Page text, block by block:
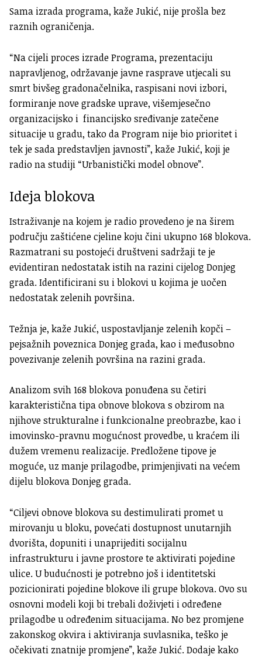
Sama izrada programa, kaže Jukić, nije prošla bez
raznih ograničenja.
“Na cijeli proces izrade Programa, prezentaciju
napravljenog, održavanje javne rasprave utjecali su
smrt bivšeg gradonačelnika, raspisani novi izbori,
formiranje nove gradske uprave, višemjesečno
organizacijsko i financijsko sređivanje zatečene
situacije u gradu, tako da Program nije bio prioritet i
tek je sada predstavljen javnosti”, kaže Jukić, koji je
radio na studiji “Urbanistički model obnove”.
Ideja blokova
Istraživanje na kojem je radio provedeno je na širem
području zaštićene cjeline koju čini ukupno 168 blokova.
Razmatrani su postojeći društveni sadržaji te je
evidentiran nedostatak istih na razini cijelog Donjeg
grada. Identificirani su i blokovi u kojima je uočen
nedostatak zelenih površina.
Težnja je, kaže Jukić, uspostavljanje zelenih kopči –
pejsažnih poveznica Donjeg grada, kao i međusobno
povezivanje zelenih površina na razini grada.
Analizom svih 168 blokova ponuđena su četiri
karakteristična tipa obnove blokova s obzirom na
njihove strukturalne i funkcionalne preobrazbe, kao i
imovinsko-pravnu mogućnost provedbe, u kraćem ili
dužem vremenu realizacije. Predložene tipove je
moguće, uz manje prilagodbe, primjenjivati na većem
dijelu blokova Donjeg grada.
“Ciljevi obnove blokova su destimulirati promet u
mirovanju u bloku, povećati dostupnost unutarnjih
dvorišta, dopuniti i unaprijediti socijalnu
infrastrukturu i javne prostore te aktivirati pojedine
ulice. U budućnosti je potrebno još i identitetski
pozicionirati pojedine blokove ili grupe blokova. Ovo su
osnovni modeli koji bi trebali doživjeti i određene
prilagodbe u određenim situacijama. No bez promjene
zakonskog okvira i aktiviranja suvlasnika, teško je
očekivati znatnije promjene”, kaže Jukić. Dodaje kako